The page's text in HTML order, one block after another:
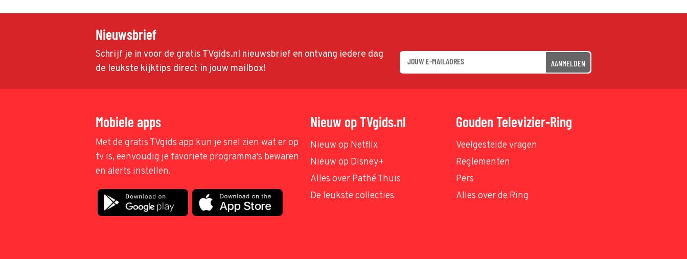
Nieuwsbrief
Schrijf je in voor de gratis TVgids.nl nieuwsbrief en ontvang iedere dag
de leukste kijktips direct in jouw mailbox!
AANMELDEN
Mobiele apps
Met de gratis TVgids app kun je snel zien wat er op
tv is, eenvoudig je favoriete programma's bewaren
en alerts instellen.
Nieuw op TVgids.nl
Nieuw op Netflix
Nieuw op Disney+
Alles over Pathé Thuis
De leukste collecties
Gouden Televizier-Ring
Veelgestelde vragen
Reglementen
Pers
Alles over de Ring